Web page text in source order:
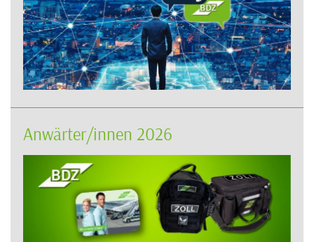
Anwärter/innen 2026